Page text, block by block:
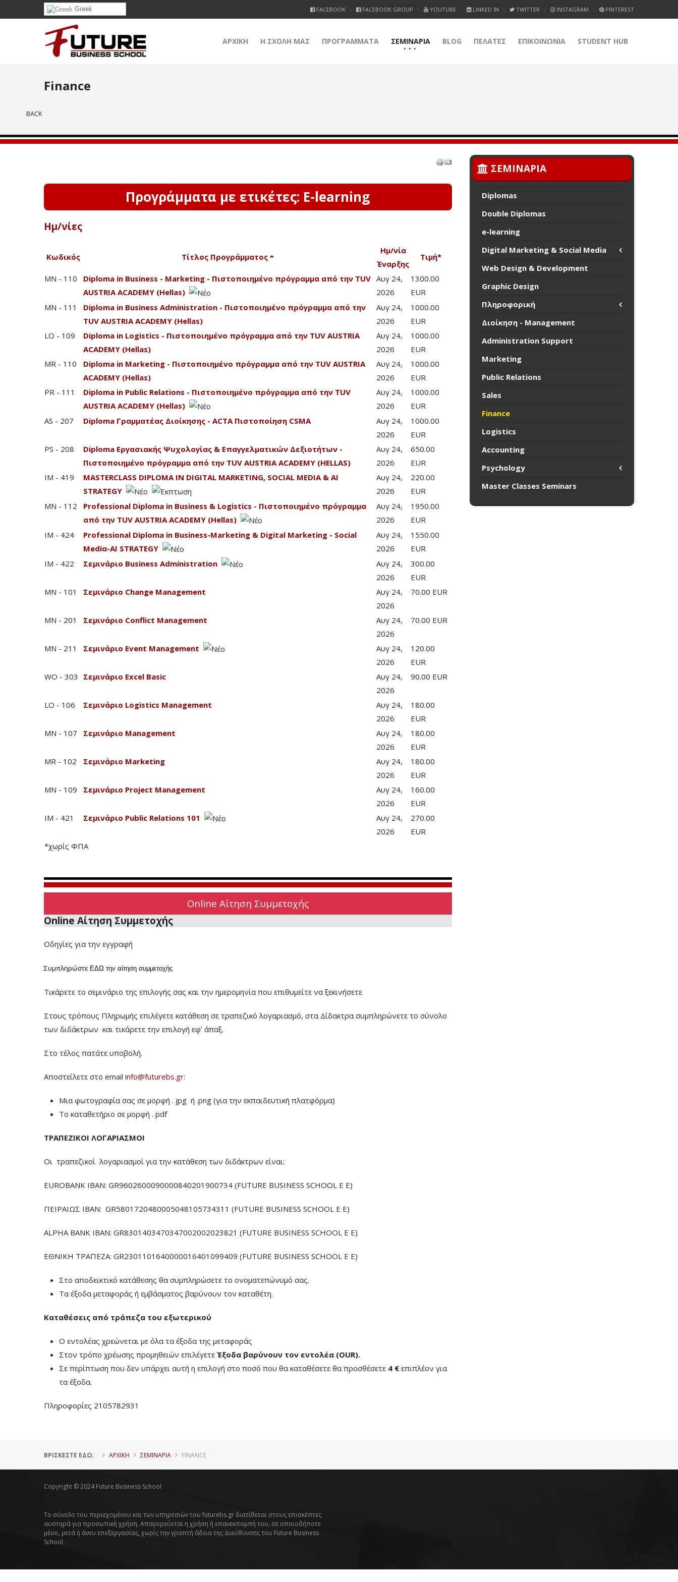
Greek FACEBOOK FACEBOOK GROUP YOUTUBE LINKED IN TWITTER INSTAGRAM PINTEREST
ΑΡΧΙΚΗ Η ΣΧΟΛΗ ΜΑΣ ΠΡΟΓΡΑΜΜΑΤΑ ΣΕΜΙΝΑΡΙΑ BLOG ΠΕΛΑΤΕΣ ΕΠΙΚΟΙΝΩΝΙΑ STUDENT HUB
Finance
BACK
Προγράμματα με ετικέτες: E-learning
Ημ/νίες
Κωδικός Τίτλος Προγράμματος
Ημ/νία
Έναρξης
Τιμή*
MN - 110
Diploma in Business - Marketing - Πιστοποιημένο πρόγραμμα από την TUV
AUSTRIA ACADEMY (Hellas)
Αυγ 24,
2026
1300.00
EUR
MN - 111
Diploma in Business Administration - Πιστοποιημένο πρόγραμμα από την
TUV AUSTRIA ACADEMY (Hellas)
Αυγ 24,
2026
1000.00
EUR
LO - 109
Diploma in Logistics - Πιστοποιημένο πρόγραμμα από την TUV AUSTRIA
ACADEMY (Hellas)
Αυγ 24,
2026
1000.00
EUR
MR - 110
Diploma in Marketing - Πιστοποιημένο πρόγραμμα από την TUV AUSTRIA
ACADEMY (Hellas)
Αυγ 24,
2026
1000.00
EUR
PR - 111
Diploma in Public Relations - Πιστοποιημένο πρόγραμμα από την TUV
AUSTRIA ACADEMY (Hellas)
Αυγ 24,
2026
1000.00
EUR
AS - 207
Diploma Γραμματέας Διοίκησης - ACTA Πιστοποίηση CSMA
Αυγ 24,
2026
1000.00
EUR
PS - 208
Diploma Εργασιακής Ψυχολογίας & Επαγγελματικών Δεξιοτήτων -
Πιστοποιημένο πρόγραμμα από την TUV AUSTRIA ACADEMY (HELLAS)
Αυγ 24,
2026
650.00
EUR
IM - 419
MASTERCLASS DIPLOMA IN DIGITAL MARKETING, SOCIAL MEDIA & AI
STRATEGY
Αυγ 24,
2026
220.00
EUR
MN - 112
Professional Diploma in Business & Logistics - Πιστοποιημένο πρόγραμμα
από την TUV AUSTRIA ACADEMY (Hellas)
Αυγ 24,
2026
1950.00
EUR
IM - 424
Professional Diploma in Business-Marketing & Digital Marketing - Social
Mediα-AI STRATEGY
Αυγ 24,
2026
1550.00
EUR
IM - 422
Σεμινάριο Business Administration
Αυγ 24,
2026
300.00
EUR
MN - 101
Σεμινάριο Change Management
Αυγ 24,
2026
70.00 EUR
MN - 201 Σεμινάριο Conflict Management
Αυγ 24,
2026
70.00 EUR
MN - 211 Σεμινάριο Event Management
Αυγ 24,
2026
120.00
EUR
WO - 303
Σεμινάριο Excel Basic
Αυγ 24,
2026
90.00 EUR
LO - 106 Σεμινάριο Logistics Management
Αυγ 24,
2026
180.00
EUR
MN - 107
Σεμινάριο Management
Αυγ 24,
2026
180.00
EUR
MR - 102
Σεμινάριο Marketing
Αυγ 24,
2026
180.00
EUR
MN - 109
Σεμινάριο Project Management
Αυγ 24,
2026
160.00
EUR
IM - 421
Σεμινάριο Public Relations 101
Αυγ 24,
2026
270.00
EUR
*χωρίς ΦΠΑ
Online Αίτηση Συμμετοχής
Online Αίτηση Συμμετοχής
Οδηγίες για την εγγραφή
Συμπληρώστε ΕΔΩ την αίτηση συμμετοχής
Τικάρετε το σεμινάριο της επιλογής σας και την ημερομηνία που επιθυμείτε να ξεκινήσετε
Στους τρόπους Πληρωμής επιλέγετε κατάθεση σε τραπεζικό λογαριασμό, στα Δίδακτρα συμπληρώνετε το σύνολο
των διδάκτρων και τικάρετε την επιλογή εφ’ άπαξ.
Στο τέλος πατάτε υποβολή.
Αποστείλετε στο email info@futurebs.gr:
Μια φωτογραφία σας σε μορφή . jpg ή .png (για την εκπαιδευτική πλατφόρμα)
To καταθετήριο σε μορφή . pdf
ΤΡΑΠΕΖΙΚΟΙ ΛΟΓΑΡΙΑΣΜΟΙ
Οι τραπεζικοί λογαριασμοί για την κατάθεση των διδάκτρων είναι:
EUROBANK IBAN: GR9602600090000840201900734 (FUTURE BUSINESS SCHOOL E E)
ΠΕΙΡΑΙΩΣ ΙΒΑΝ: GR5801720480005048105734311 (FUTURE BUSINESS SCHOOL E E)
ALPHA BANK IBAN: GR8301403470347002002023821 (FUTURE BUSINESS SCHOOL E E)
ΕΘΝΙΚΗ ΤΡΑΠΕΖΑ: GR2301101640000016401099409 (FUTURE BUSINESS SCHOOL E E)
Στο αποδεικτικό κατάθεσης θα συμπληρώσετε το ονοματεπώνυμό σας.
Τα έξοδα μεταφοράς ή εμβάσματος βαρύνουν τον καταθέτη.
Καταθέσεις από τράπεζα του εξωτερικού
Ο εντολέας χρεώνεται με όλα τα έξοδα της μεταφοράς
Στον τρόπο χρέωσης προμηθειών επιλέγετε Έξοδα βαρύνουν τον εντολέα (ΟUR).
Σε περίπτωση που δεν υπάρχει αυτή η επιλογή στο ποσό που θα καταθέσετε θα προσθέσετε 4 € επιπλέον για
τα έξοδα.
Πληροφορίες 2105782931
ΣΕΜΙΝΑΡΙΑ
Diplomas
Double Diplomas
e-learning
Digital Marketing & Social Media
Web Design & Development
Graphic Design
Πληροφορική
Διοίκηση - Management
Administration Support
Marketing
Public Relations
Sales
Finance
Logistics
Accounting
Psychology
Master Classes Seminars
ΒΡΊΣΚΕΣΤΕ ΕΔΏ: ΑΡΧΙΚΗ ΣΕΜΙΝΑΡΙΑ FINANCE
Copyright © 2024 Future Business School
Το σύνολο του περιεχομένου και των υπηρεσιών του futurebs.gr διατίθεται στους επισκέπτες
αυστηρά για προσωπική χρήση. Απαγορεύεται η χρήση ή επανεκπομπή του, σε οποιοδήποτε
μέσο, μετά ή άνευ επεξεργασίας, χωρίς την γραπτή άδεια της Διεύθυνσης του Future Business
School.